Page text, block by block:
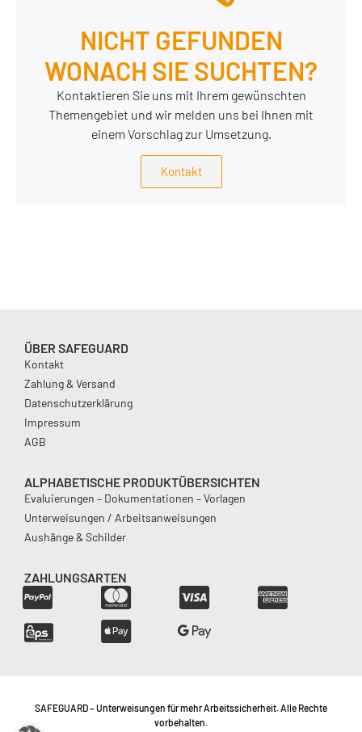
NICHT GEFUNDEN
WONACH SIE SUCHTEN?
Kontaktieren Sie uns mit Ihrem gewünschten
Themengebiet und wir melden uns bei Ihnen mit
einem Vorschlag zur Umsetzung.
Kontakt
ÜBER SAFEGUARD
Kontakt
Zahlung & Versand
Datenschutzerklärung
Impressum
AGB
ALPHABETISCHE PRODUKTÜBERSICHTEN
Evaluierungen – Dokumentationen – Vorlagen
Unterweisungen / Arbeitsanweisungen
Aushänge & Schilder
ZAHLUNGSARTEN
SAFEGUARD – Unterweisungen für mehr Arbeitssicherheit. Alle Rechte
vorbehalten.